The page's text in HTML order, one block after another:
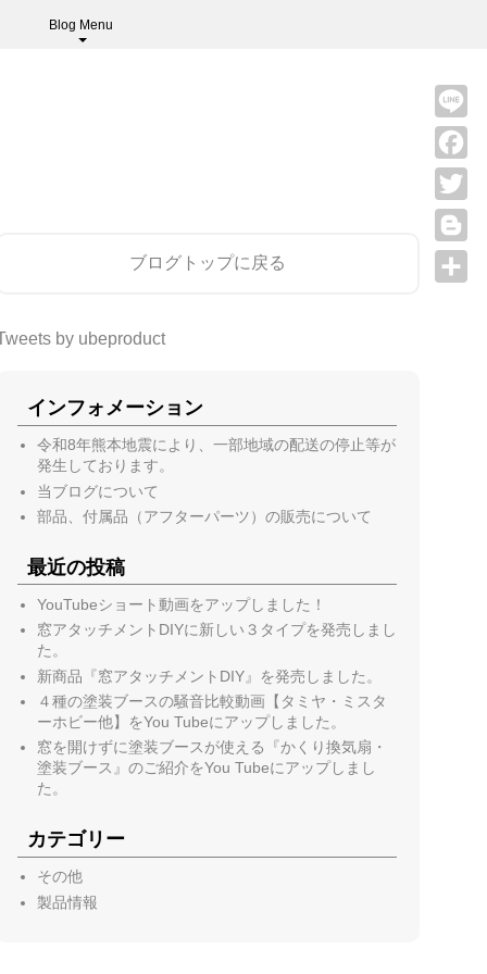
Blog Menu
ブログトップに戻る
by ubeproduct
インフォメーション
令和8年熊本地震により、一部地域の配送の停止等が
発生しております。
当ブログについて
部品、付属品（アフターパーツ）の販売について
最近の投稿
YouTubeショート動画をアップしました！
窓アタッチメントDIYに新しい３タイプを発売しまし
た。
新商品『窓アタッチメントDIY』を発売しました。
４種の塗装ブースの騒音比較動画【タミヤ・ミスタ
ーホビー他】をYou Tubeにアップしました。
窓を開けずに塗装ブースが使える『かくり換気扇・
塗装ブース』のご紹介をYou Tubeにアップしまし
た。
カテゴリー
その他
製品情報
Line
Twitter